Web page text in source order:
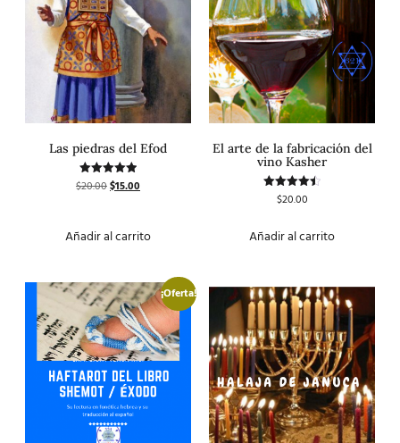
Las piedras del Efod
Valorado
con
$20.00$15.00
Añadir al carrito
El arte de la fabricación del
vino Kasher
Valorado
$20.00
Añadir al carrito
¡Oferta!